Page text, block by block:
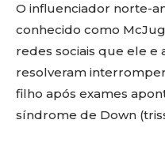
O influenciador norte-
conhecido como
redes sociais que ele e
resolveram
filho após exames
síndrome de Down